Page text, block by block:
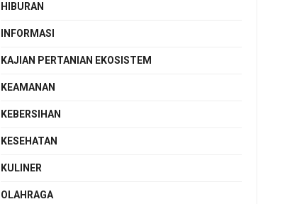
HIBURAN
INFORMASI
KAJIAN PERTANIAN EKOSISTEM
KEAMANAN
KEBERSIHAN
KESEHATAN
KULINER
OLAHRAGA